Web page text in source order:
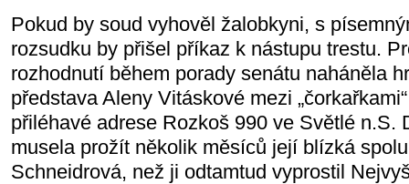
Pokud by soud vyhověl žalobkyni, s
rozsudku by přišel příkaz k nástupu trestu.
rozhodnutí během porady senátu naháněla
představa Aleny Vitáskové mezi
přiléhavé adrese Rozkoš 990 ve Světlé n.S.
musela prožít několik měsíců její blízká
Schneidrová, než ji odtamtud vyprostil